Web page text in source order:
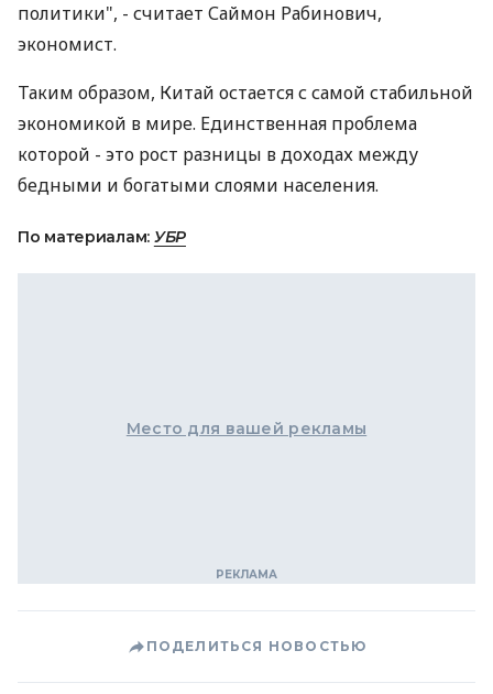
политики", - считает Саймон Рабинович,
экономист.
Таким образом, Китай остается с самой стабильной
экономикой в мире. Единственная проблема
которой - это рост разницы в доходах между
бедными и богатыми слоями населения.
По материалам: УБР
Место для вашей рекламы
ПОДЕЛИТЬСЯ НОВОСТЬЮ